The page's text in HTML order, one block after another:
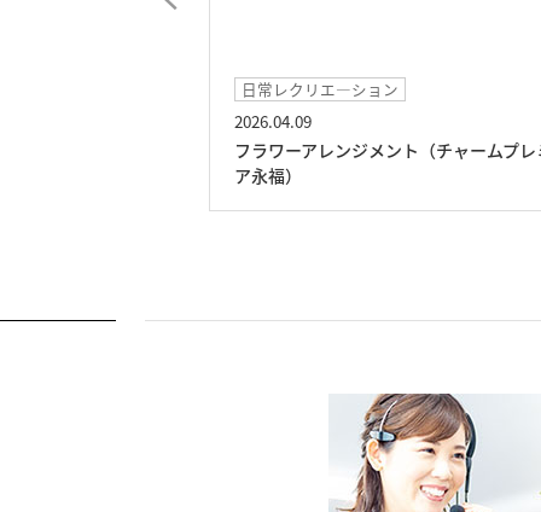
日常レクリエ―ション
2026.04.09
フラワーアレンジメント（チャームプレ
ア永福）